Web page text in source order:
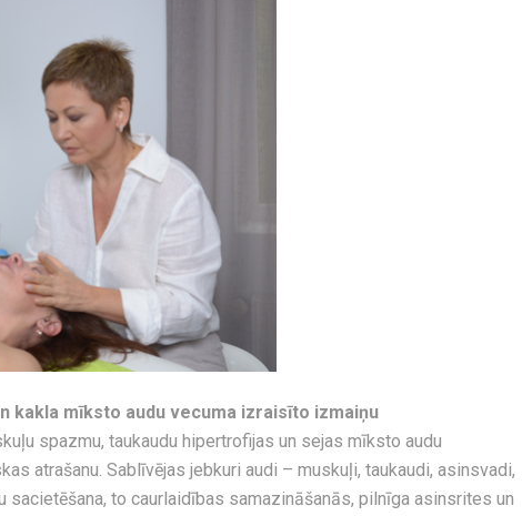
kakla mīksto audu vecuma izraisīto izmaiņu
spazmu, taukaudu hipertrofijas un sejas mīksto audu
atrašanu. Sablīvējas jebkuri audi – muskuļi, taukaudi, asinsvadi,
sacietēšana, to caurlaidības samazināšanās, pilnīga asinsrites un